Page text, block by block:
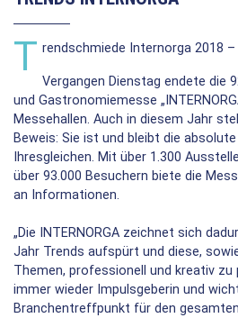
T rendschmiede Internorga 2018
Vergangen Dienstag endete die
und Gastronomiemesse
Messehallen. Auch in diesem Jahr
Beweis: Sie ist und bleibt die
Ihresgleichen. Mit über 1.300
über 93.000 Besuchern biete die
an Informationen.
„Die INTERNORGA zeichnet sich
Jahr Trends aufspürt und diese,
Themen, professionell und kreativ zu
immer wieder Impulsgeberin und
Branchentreffpunkt für den